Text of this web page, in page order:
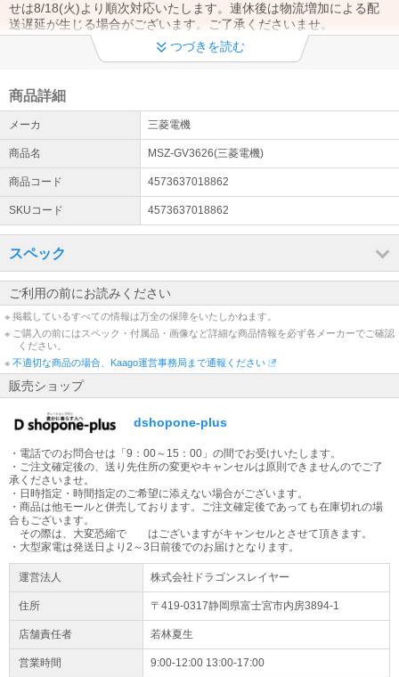
せは8/18(火)より順次対応いたします。連休後は物流増加による配
送遅延が生じる場合がございます。ご了承くださいませ。
【商品発送についてのご案内】
営業日(月曜日)からの発送となる場合がございます。ご了承くださ
いませ。
エアコン設置工事お申込みまたはご検討のお客様へ
エアコン設置サービスは全国対応しております（窓用エアコンは工
事対象外です）。 エアコンのご注文→商品の出荷→設置業者様より
工事日のご連絡→設置工事の流れとなります。（商品は先納品で
す）
配送について
配送先が【沖縄県・離島】の場合は通常配送と異なるため、ご注文
をいただいた商品によっては、お届けまで日数を要する場合がござ
います。ご了承くださいませ。
出荷日についてのお知らせ
平日13時までの代引きご注文(振り込みご入金確認)は当日出荷致し
ます(土日除く)。【大型商品】に関しては輸送方法が通常の宅配便
とは異なる為、ご入金確認後の発送から2～3日での配送予定となり
大型商品（梱包サイズ合計が260cmもしくは50kg以上）はヤマトホ
ームコンビニエンスでの配送となります。配送業者より到着時間の
ご連絡が当日午前中にございます。
大型家電をご購入のお客様へ
大型商品は原則日時指定不可となります。配送日のご入力は希望日
となります。地域によってはご希望に添えない場合もございます。
ご容赦ください。 ※大型商品配送不可地域：沖縄、その他離島地域
つづきを読む
商品詳細
メーカ 三菱電機
商品名 MSZ-GV3626(三菱電機)
商品コード 4573637018862
SKUコード 4573637018862
スペック
ご利用の前にお読みください
※ 掲載しているすべての情報は万全の保障をいたしかねます。
※ ご購入の前にはスペック・付属品・画像など詳細な商品情報を必ず各メーカーでご確認
ください。
※ 不適切な商品の場合、Kaago運営事務局まで通報ください
販売ショップ
dshopone-plus
・電話でのお問合せは「9：00～15：00」の間でお受けいたします。
・ご注文確定後の、送り先住所の変更やキャンセルは原則できませんのでご了
承くださいませ。
・日時指定・時間指定のご希望に添えない場合がございます。
・商品は他モールと併売しております。ご注文確定後であっても在庫切れの場
合もございます。
その際は、大変恐縮で はございますがキャンセルとさせて頂きます。
・大型家電は発送日より2～3日前後でのお届けとなります。
運営法人 株式会社ドラゴンスレイヤー
住所 〒419-0317静岡県富士宮市内房3894-1
店舗責任者 若林夏生
営業時間 9:00-12:00 13:00-17:00